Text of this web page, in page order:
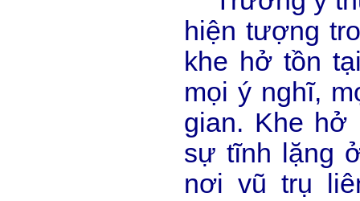
hiện tượng
khe hở tồn
mọi ý nghĩ,
gian. Khe hở
sự tĩnh lặng
nơi vũ trụ